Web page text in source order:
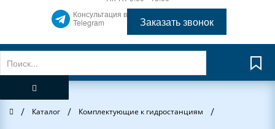
Консультация в
Telegram
Заказать звонок
Главная
/ Каталог / Комплектующие к гидростанциям /